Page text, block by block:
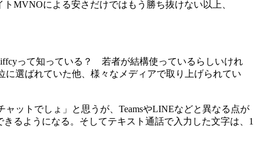
MVNOによる安さだけではもう勝ち抜けない以上、
って知っている？ 若者が結構使っているらしいけれ
に選ばれていた他、様々なメディアで取り上げられてい
ットでしょ」と思うが、TeamsやLINEなどと異なる点が
るようになる。そしてテキスト通話で入力した文字は、1